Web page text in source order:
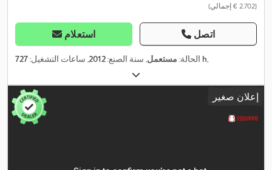
(‏2.702 € إجمالي)
استعلام اتصل
الحالة: مستعمل, سنة الصنع:2012, ساعات التشغيل: 727 h,
إعلان صغير